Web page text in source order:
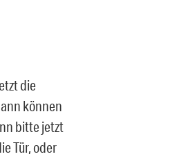
die
können
bitte jetzt
Tür, oder